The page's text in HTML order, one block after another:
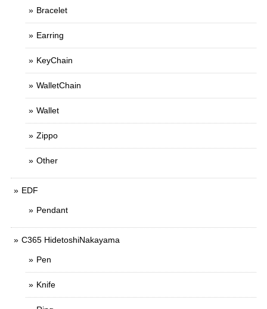
Bracelet
Earring
KeyChain
WalletChain
Wallet
Zippo
Other
EDF
Pendant
C365 HidetoshiNakayama
Pen
Knife